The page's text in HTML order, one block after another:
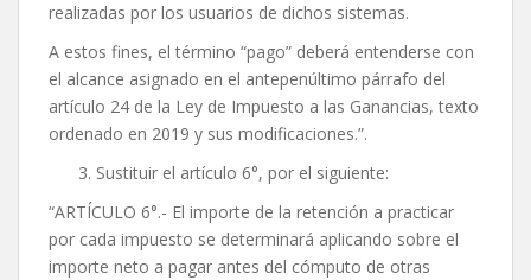
realizadas por los usuarios de dichos sistemas.
A estos fines, el término “pago” deberá entenderse con
el alcance asignado en el antepenúltimo párrafo del
artículo 24 de la Ley de Impuesto a las Ganancias, texto
ordenado en 2019 y sus modificaciones.”.
Sustituir el artículo 6°, por el siguiente:
“ARTÍCULO 6°.- El importe de la retención a practicar
por cada impuesto se determinará aplicando sobre el
importe neto a pagar antes del cómputo de otras